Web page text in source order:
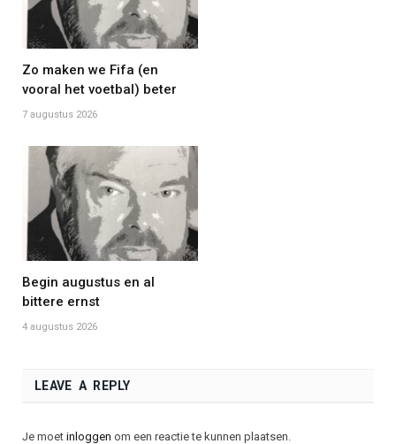
Zo maken we Fifa (en
vooral het voetbal) beter
7 augustus 2026
Begin augustus en al
bittere ernst
4 augustus 2026
LEAVE A REPLY
Je moet inloggen om een reactie te kunnen plaatsen.